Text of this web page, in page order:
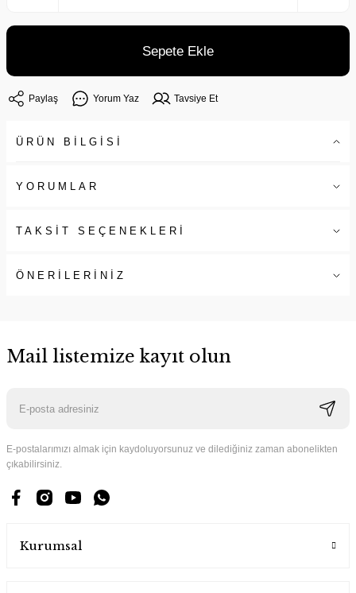
Sepete Ekle
Paylaş Yorum Yaz Tavsiye Et
ÜRÜN BİLGİSİ
YORUMLAR
TAKSİT SEÇENEKLERİ
ÖNERİLERİNİZ
Mail listemize kayıt olun
E-postalarımızı almak için kaydoluyorsunuz ve dilediğiniz zaman abonelikten
çıkabilirsiniz.
Kurumsal